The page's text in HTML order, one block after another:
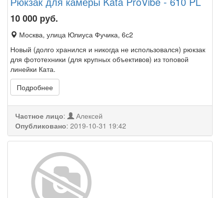
10 000 руб.
Москва, улица Юлиуса Фучика, 6с2
Новый (долго хранился и никогда не использовался) рюкзак
для фототехники (для крупных объективов) из топовой
линейки Ката.
Подробнее
Частное лицо:
Алексей
Опубликовано: 2019-10-31 19:42